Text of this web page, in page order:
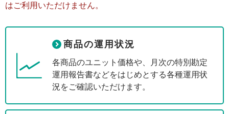
はご利用いただけません。
商品の運用状況
各商品のユニット価格や、月次の特別勘定
運用報告書などをはじめとする各種運用状
況をご確認いただけます。